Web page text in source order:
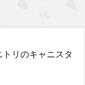

リのキャニスタ